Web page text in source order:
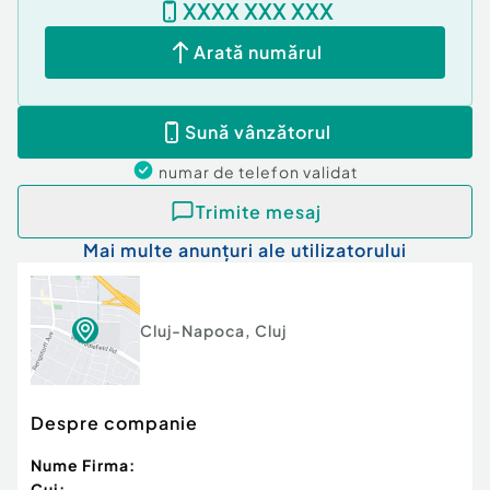
XXXX XXX XXX
Arată numărul
Sună vânzătorul
numar de telefon validat
Trimite mesaj
Mai multe anunțuri ale utilizatorului
Cluj-Napoca, Cluj
Despre companie
Nume Firma: